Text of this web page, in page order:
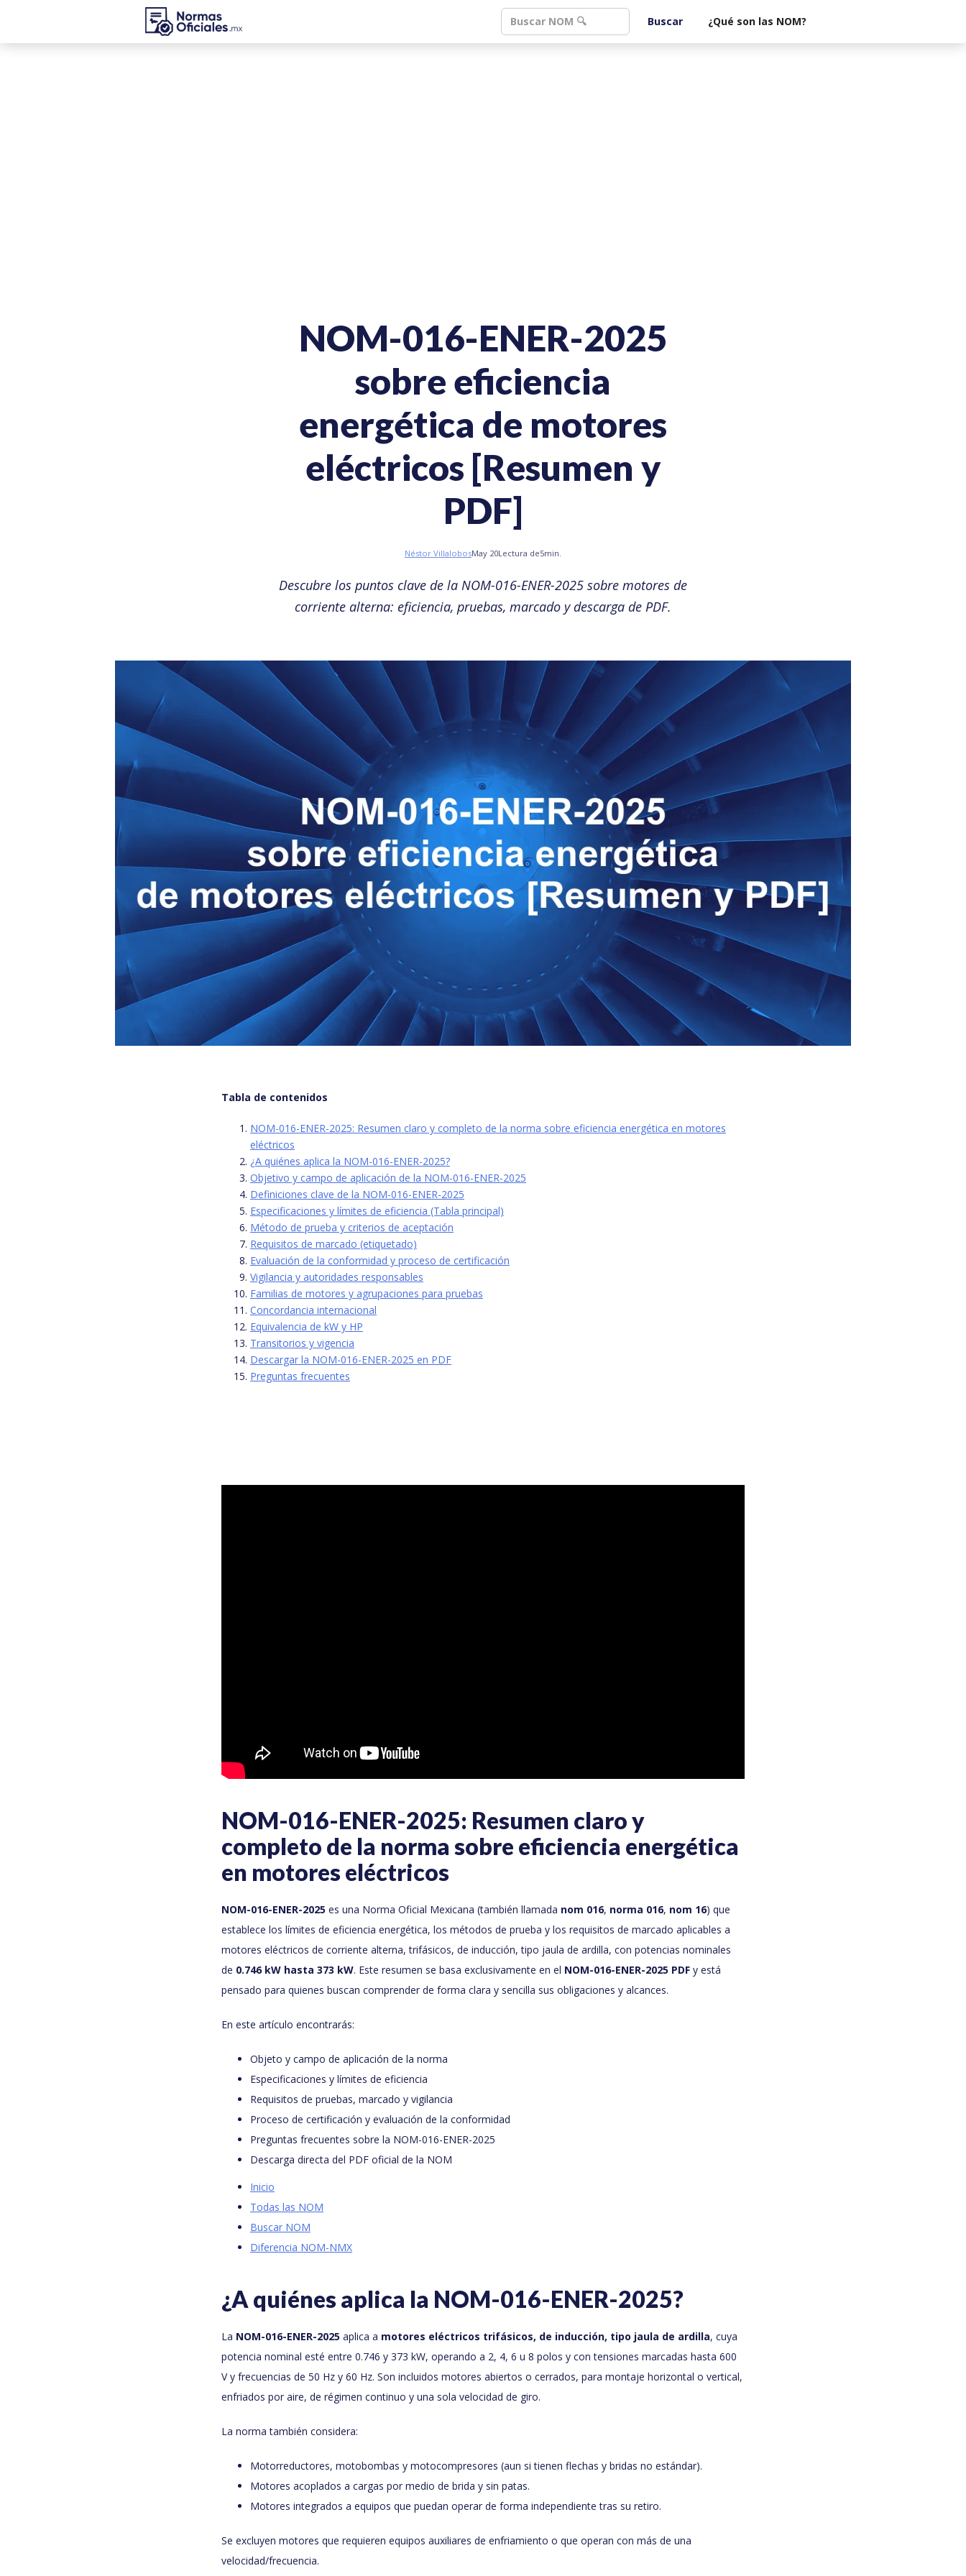
¿Qué son las NOM?
NOM-016-ENER-2025
sobre eficiencia
energética de motores
eléctricos [Resumen y
PDF]
Néstor VillalobosMay 20Lectura de5min.
Descubre los puntos clave de la NOM-016-ENER-2025 sobre motores de
corriente alterna: eficiencia, pruebas, marcado y descarga de PDF.
Tabla de contenidos
NOM-016-ENER-2025: Resumen claro y completo de la norma sobre eficiencia energética en motores
eléctricos
¿A quiénes aplica la NOM-016-ENER-2025?
Objetivo y campo de aplicación de la NOM-016-ENER-2025
Definiciones clave de la NOM-016-ENER-2025
Especificaciones y límites de eficiencia (Tabla principal)
Método de prueba y criterios de aceptación
Requisitos de marcado (etiquetado)
Evaluación de la conformidad y proceso de certificación
Vigilancia y autoridades responsables
Familias de motores y agrupaciones para pruebas
Concordancia internacional
Equivalencia de kW y HP
Transitorios y vigencia
Descargar la NOM-016-ENER-2025 en PDF
Preguntas frecuentes
NOM-016-ENER-2025: Resumen claro y
completo de la norma sobre eficiencia energética
en motores eléctricos
NOM-016-ENER-2025 es una Norma Oficial Mexicana (también llamada nom 016, norma 016, nom 16) que
establece los límites de eficiencia energética, los métodos de prueba y los requisitos de marcado aplicables a
motores eléctricos de corriente alterna, trifásicos, de inducción, tipo jaula de ardilla, con potencias nominales
de 0.746 kW hasta 373 kW. Este resumen se basa exclusivamente en el NOM-016-ENER-2025 PDF y está
pensado para quienes buscan comprender de forma clara y sencilla sus obligaciones y alcances.
En este artículo encontrarás:
Objeto y campo de aplicación de la norma
Especificaciones y límites de eficiencia
Requisitos de pruebas, marcado y vigilancia
Proceso de certificación y evaluación de la conformidad
Preguntas frecuentes sobre la NOM-016-ENER-2025
Descarga directa del PDF oficial de la NOM
Inicio
Todas las NOM
Buscar NOM
Diferencia NOM-NMX
¿A quiénes aplica la NOM-016-ENER-2025?
La NOM-016-ENER-2025 aplica a motores eléctricos trifásicos, de inducción, tipo jaula de ardilla, cuya
potencia nominal esté entre 0.746 y 373 kW, operando a 2, 4, 6 u 8 polos y con tensiones marcadas hasta 600
V y frecuencias de 50 Hz y 60 Hz. Son incluidos motores abiertos o cerrados, para montaje horizontal o vertical,
enfriados por aire, de régimen continuo y una sola velocidad de giro.
La norma también considera:
Motorreductores, motobombas y motocompresores (aun si tienen flechas y bridas no estándar).
Motores acoplados a cargas por medio de brida y sin patas.
Motores integrados a equipos que puedan operar de forma independiente tras su retiro.
Se excluyen motores que requieren equipos auxiliares de enfriamiento o que operan con más de una
velocidad/frecuencia.